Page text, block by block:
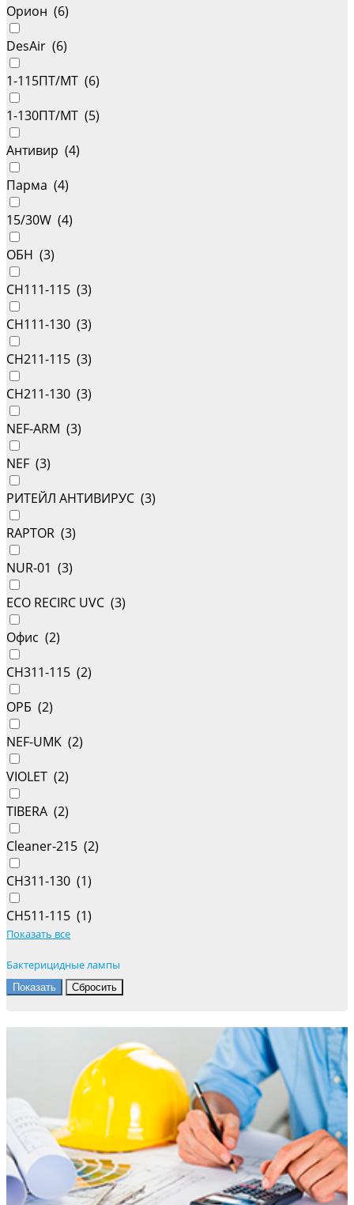
Орион (6)
DesAir (6)
1-115ПТ/МТ (6)
1-130ПТ/МТ (5)
Антивир (4)
Парма (4)
15/30W (4)
ОБН (3)
СH111-115 (3)
CH111-130 (3)
CH211-115 (3)
CH211-130 (3)
NEF-ARM (3)
NEF (3)
РИТЕЙЛ АНТИВИРУС (3)
RAPTOR (3)
NUR-01 (3)
ECO RECIRC UVC (3)
Офис (2)
CH311-115 (2)
ОРБ (2)
NEF-UMK (2)
VIOLET (2)
TIBERA (2)
Cleaner-215 (2)
CH311-130 (1)
СН511-115 (1)
Показать все
Бактерицидные лампы